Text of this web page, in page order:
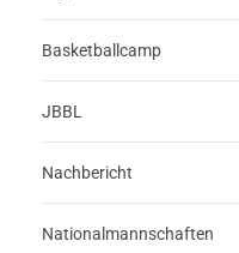
Basketballcamp
JBBL
Nachbericht
Nationalmannschaften